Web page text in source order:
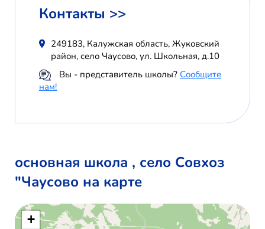
Контакты >>
249183, Калужская область, Жуковский
район, село Чаусово, ул. Школьная, д.10
Вы - представитель школы? Сообщите
нам!
основная школа , село Совхоз
"Чаусово на карте
+